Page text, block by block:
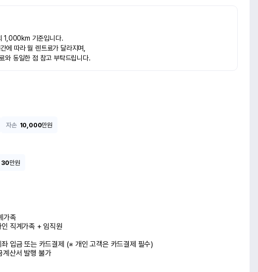
1,000km 기준입니다.
에 따라 월 렌트료가 달라지며,
와 동일한 점 참고 부탁드립니다.
자손 10,000만원
30만원
가족
직계가족 + 임직원
입금 또는 카드결제 (※ 개인 고객은 카드결제 필수)
계산서 발행 불가